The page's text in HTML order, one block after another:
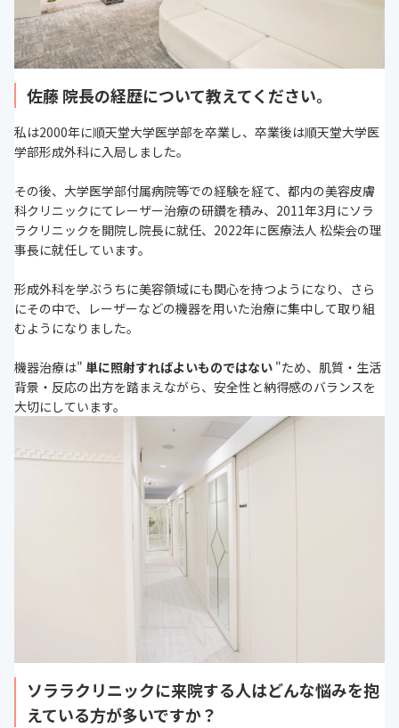
佐藤 院長の経歴について教えてください。
私は2000年に順天堂大学医学部を卒業し、卒業後は順天堂大学医
学部形成外科に入局しました。
その後、大学医学部付属病院等での経験を経て、都内の美容皮膚
科クリニックにてレーザー治療の研鑽を積み、2011年3月にソラ
ラクリニックを開院し院長に就任、2022年に医療法人 松柴会の理
事長に就任しています。
形成外科を学ぶうちに美容領域にも関心を持つようになり、さら
にその中で、レーザーなどの機器を用いた治療に集中して取り組
むようになりました。
機器治療は" 単に照射すればよいものではない "ため、肌質・生活
背景・反応の出方を踏まえながら、安全性と納得感のバランスを
大切にしています。
ソララクリニックに来院する人はどんな悩みを抱
えている方が多いですか？